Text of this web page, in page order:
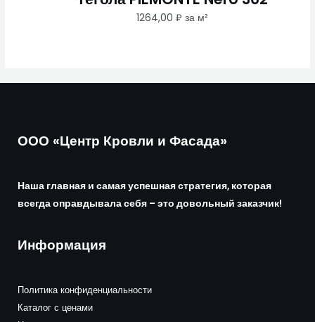
1264,00 ₽ за м²
ООО «Центр Кровли и Фасада»
Наша главная и самая успешная стратегия, которая
всегда оправдывала себя – это довольный заказчик!
Информация
Политика конфиденциальности
Каталог с ценами